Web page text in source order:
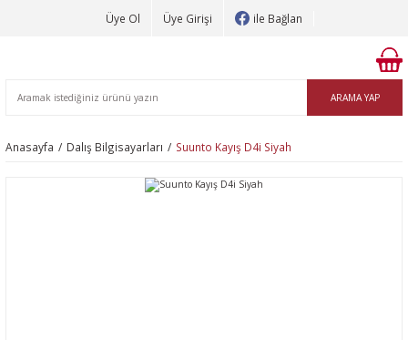
Üye Ol Üye Girişi ile Bağlan
ARAMA YAP
Anasayfa Dalış Bilgisayarları Suunto Kayış D4i Siyah